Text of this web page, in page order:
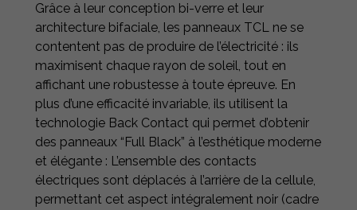
Grâce à leur conception bi-verre et leur
architecture bifaciale, les panneaux TCL ne se
contentent pas de produire de l’électricité : ils
maximisent chaque rayon de soleil, tout en
affichant une robustesse à toute épreuve. En
plus d’une efficacité invariable, ils utilisent la
technologie Back Contact qui permet d’obtenir
des panneaux “Full Black” à l’esthétique moderne
et élégante : L’ensemble des contacts
électriques sont déplacés à l’arrière de la cellule,
permettant cet aspect intégralement noir (cadre